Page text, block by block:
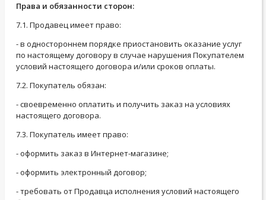
Права и обязанности сторон:
7.1. Продавец имеет право:
- в одностороннем порядке приостановить оказание услуг
по настоящему договору в случае нарушения Покупателем
условий настоящего договора и/или сроков оплаты.
7.2. Покупатель обязан:
- своевременно оплатить и получить заказ на условиях
настоящего договора.
7.3. Покупатель имеет право:
- оформить заказ в Интернет-магазине;
- оформить электронный договор;
- требовать от Продавца исполнения условий настоящего